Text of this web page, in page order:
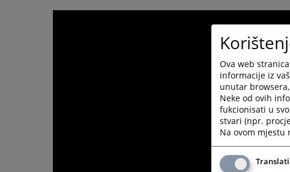
Ova web
informacije iz
unutar browsera,
Neke od ovih
fukcionisati u
stvari (npr.
Na ovom